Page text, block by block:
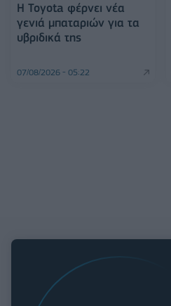
Η Toyota φέρνει νέα
γενιά μπαταριών για τα
υβριδικά της
07/08/2026 - 05:22